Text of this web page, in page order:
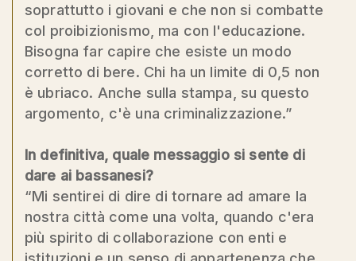
soprattutto i giovani e che non si combatte
col proibizionismo, ma con l'educazione.
Bisogna far capire che esiste un modo
corretto di bere. Chi ha un limite di 0,5 non
è ubriaco. Anche sulla stampa, su questo
argomento, c'è una criminalizzazione.”
In definitiva, quale messaggio si sente di
dare ai bassanesi?
“Mi sentirei di dire di tornare ad amare la
nostra città come una volta, quando c'era
più spirito di collaborazione con enti e